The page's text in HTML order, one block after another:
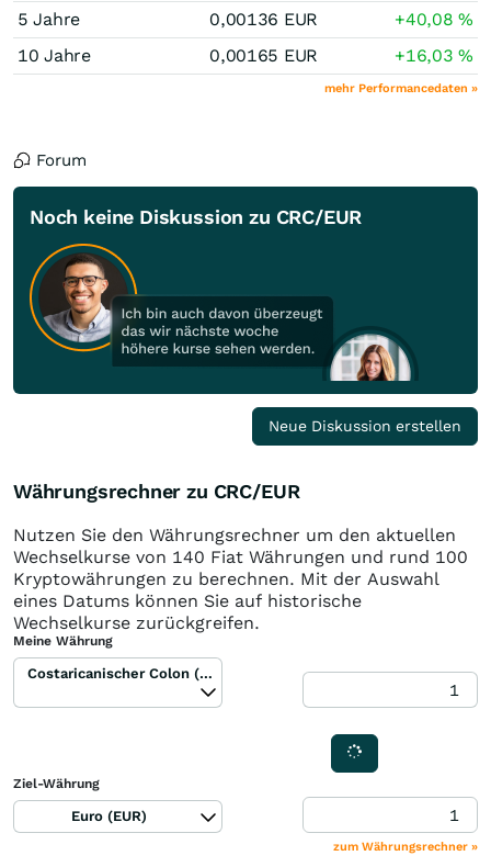
5 Jahre 0,00136 EUR +40,08%
10 Jahre
0,00165 EUR +16,03%
mehr Performancedaten »
Forum
Noch keine Diskussion zu CRC/EUR
Neue Diskussion erstellen
Währungsrechner zu CRC/EUR
Nutzen Sie den Währungsrechner um den aktuellen
Wechselkurse von 140 Fiat Währungen und rund 100
Kryptowährungen zu berechnen. Mit der Auswahl
eines Datums können Sie auf historische
Wechselkurse zurückgreifen.
Meine Währung
Costaricanischer Colon (CRC)
Ziel-Währung
Euro (EUR)
zum Währungsrechner »